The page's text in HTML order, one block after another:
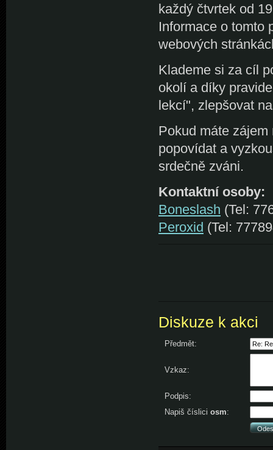
každý čtvrtek od
Informace o tomto
webových
Klademe si za cíl
okolí a díky
lekcí", zlepšovat
Pokud máte
popovídat a
srdečně zváni.
Kontaktní osoby:
Boneslash (Tel:
Peroxid (Tel:
Diskuze k akci
Předmět:
Vzkaz:
Podpis:
Napiš číslici osm: